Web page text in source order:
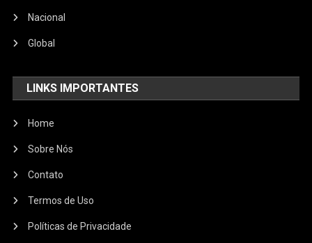
Nacional
Global
LINKS IMPORTANTES
Home
Sobre Nós
Contato
Termos de Uso
Políticas de Privacidade